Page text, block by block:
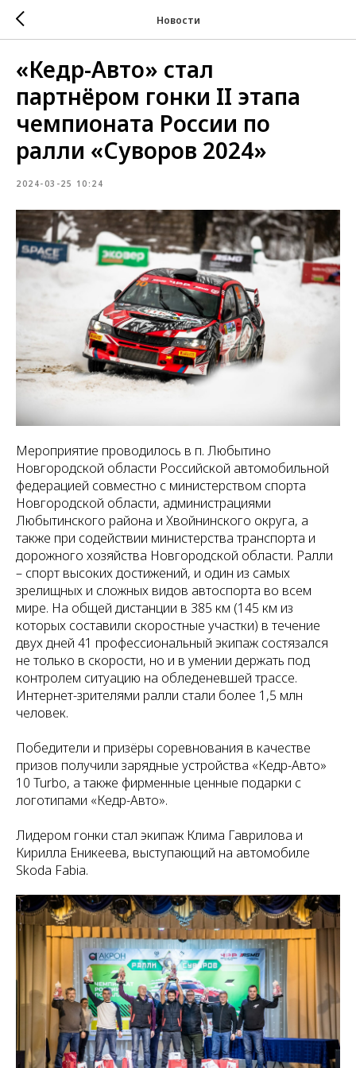
Новости
«Кедр-Авто» стал
партнёром гонки II этапа
чемпионата России по
ралли «Суворов 2024»
2024-03-25 10:24
Мероприятие проводилось в п. Любытино
Новгородской области Российской автомобильной
федерацией совместно с министерством спорта
Новгородской области, администрациями
Любытинского района и Хвойнинского округа, а
также при содействии министерства транспорта и
дорожного хозяйства Новгородской области. Ралли
– спорт высоких достижений, и один из самых
зрелищных и сложных видов автоспорта во всем
мире. На общей дистанции в 385 км (145 км из
которых составили скоростные участки) в течение
двух дней 41 профессиональный экипаж состязался
не только в скорости, но и в умении держать под
контролем ситуацию на обледеневшей трассе.
Интернет-зрителями ралли стали более 1,5 млн
человек.
Победители и призёры соревнования в качестве
призов получили зарядные устройства «Кедр-Авто»
10 Turbo, а также фирменные ценные подарки с
логотипами «Кедр-Авто».
Лидером гонки стал экипаж Клима Гаврилова и
Кирилла Еникеева, выступающий на автомобиле
Skoda Fabia.